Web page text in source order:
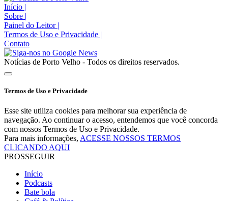
Início |
Sobre |
Painel do Leitor |
Termos de Uso e Privacidade |
Contato
Notícias de Porto Velho - Todos os direitos reservados.
Termos de Uso e Privacidade
Esse site utiliza cookies para melhorar sua experiência de
navegação. Ao continuar o acesso, entendemos que você concorda
com nossos Termos de Uso e Privacidade.
Para mais informações, ACESSE NOSSOS TERMOS
CLICANDO AQUI
PROSSEGUIR
Início
Podcasts
Bate bola